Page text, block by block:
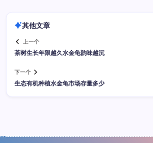
其他文章
上一个
茶树生长年限越久水金龟韵味越沉
下一个
生态有机种植水金龟市场存量多少